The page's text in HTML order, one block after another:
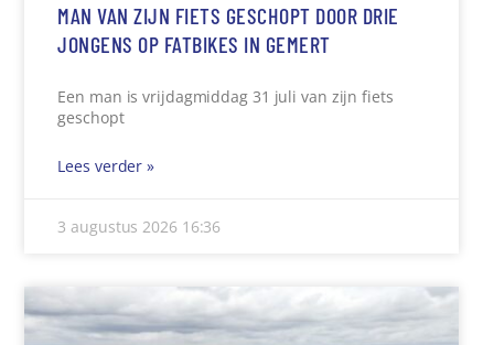
MAN VAN ZIJN FIETS GESCHOPT DOOR DRIE
JONGENS OP FATBIKES IN GEMERT
Een man is vrijdagmiddag 31 juli van zijn fiets
geschopt
Lees verder »
3 augustus 2026 16:36